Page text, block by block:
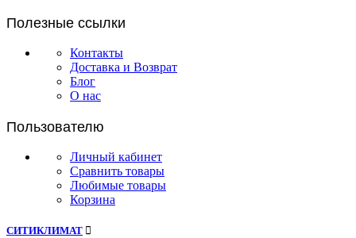
Полезные ссылки
Контакты
Доставка и Возврат
Блог
О нас
Пользователю
Личный кабинет
Сравнить товары
Любимые товары
Корзина
СИТИКЛИМАТ